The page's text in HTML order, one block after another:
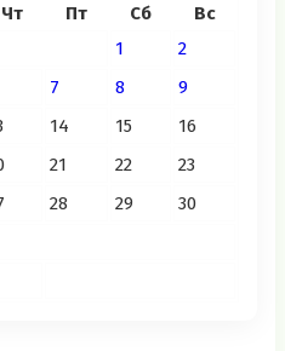
Чт Пт Сб Вс
1
2
7 8
9
14 15
16
21 22
23
28 29
30